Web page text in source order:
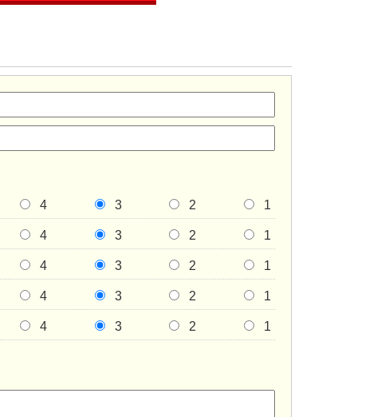
4 3 2 1
4 3 2 1
4 3 2 1
4 3 2 1
4 3 2 1